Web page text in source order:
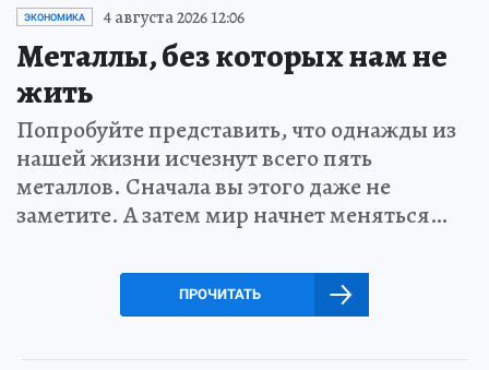
ЭКОНОМИКА 4 августа 2026 12:06
Металлы, без которых нам не
жить
Попробуйте представить, что однажды из
нашей жизни исчезнут всего пять
металлов. Сначала вы этого даже не
заметите. А затем мир начнет меняться…
ПРОЧИТАТЬ